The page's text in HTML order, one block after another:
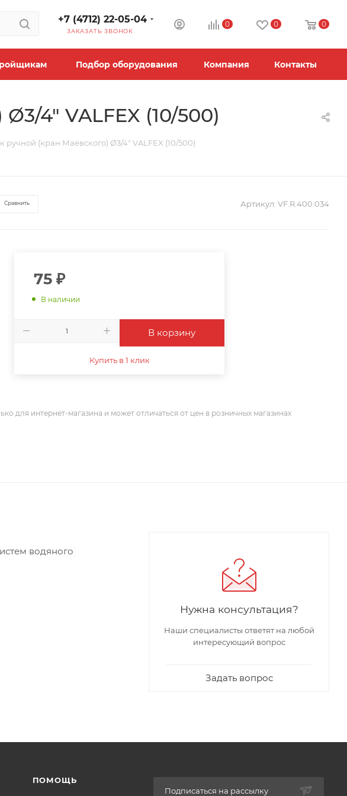
+7 (4712) 22-05-04
ЗАКАЗАТЬ ЗВОНОК
0 0 0
Подбор оборудования Компания Контакты
4" VALFEX (10/500)
ручной (кран Маевского) Ø3/4" VALFEX (10/500)
Сравнить Артикул: VF.R.400.034
75 ₽
В наличии
В корзину
Купить в 1 клик
для интернет-магазина и может отличаться от цен в розничных магазинах
водяного
Нужна консультация?
Наши специалисты ответят на любой
интересующий вопрос
Задать вопрос
ПОМОЩЬ
Подписаться на рассылку